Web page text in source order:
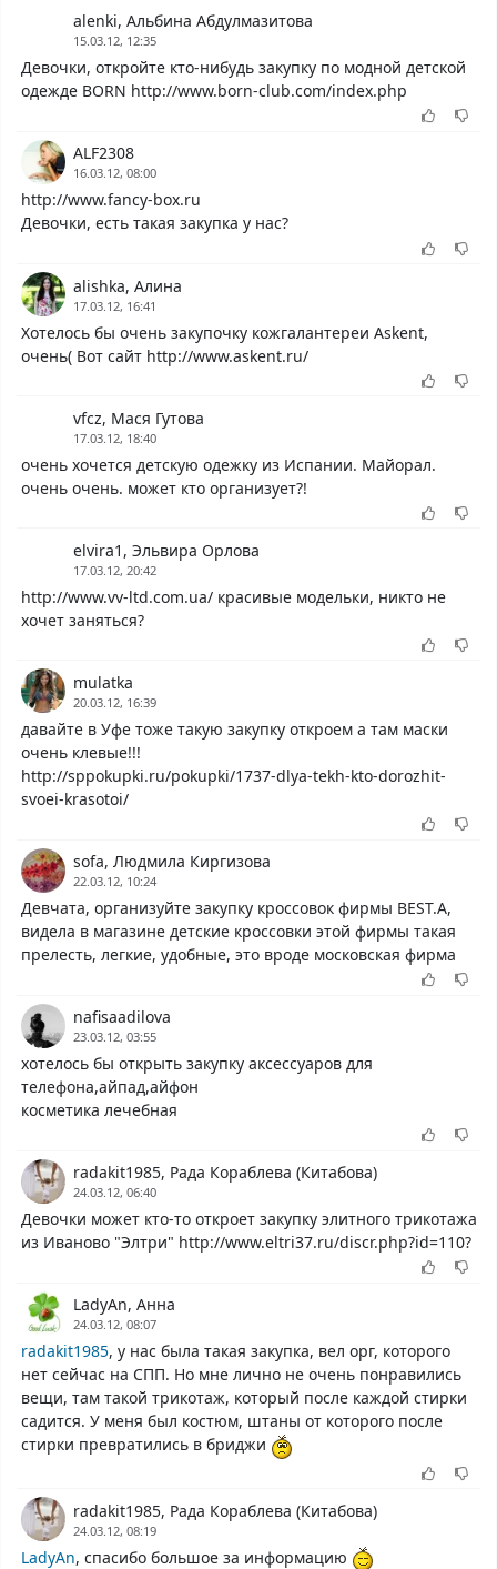
alenki, Альбина Абдулмазитова
15.03.12, 12:35
Девочки, откройте кто-нибудь закупку по модной детской
одежде BORN http://www.born-club.com/index.php
ALF2308
16.03.12, 08:00
http://www.fancy-box.ru
Девочки, есть такая закупка у нас?
alishka, Алина
17.03.12, 16:41
Хотелось бы очень закупочку кожгалантереи Askent,
очень( Вот сайт http://www.askent.ru/
vfcz, Мася Гутова
17.03.12, 18:40
очень хочется детскую одежку из Испании. Майорал.
очень очень. может кто организует?!
elvira1, Эльвира Орлова
17.03.12, 20:42
http://www.vv-ltd.com.ua/ красивые модельки, никто не
хочет заняться?
mulatka
20.03.12, 16:39
давайте в Уфе тоже такую закупку откроем а там маски
очень клевые!!!
http://sppokupki.ru/pokupki/1737-dlya-tekh-kto-dorozhit-
svoei-krasotoi/
sofa, Людмила Киргизова
22.03.12, 10:24
Девчата, организуйте закупку кроссовок фирмы BEST.A,
видела в магазине детские кроссовки этой фирмы такая
прелесть, легкие, удобные, это вроде московская фирма
nafisaadilova
23.03.12, 03:55
хотелось бы открыть закупку аксессуаров для
телефона,айпад,айфон
косметика лечебная
radakit1985, Рада Кораблева (Китабова)
24.03.12, 06:40
Девочки может кто-то откроет закупку элитного трикотажа
из Иваново "Элтри" http://www.eltri37.ru/discr.php?id=110?
LadyAn, Анна
24.03.12, 08:07
radakit1985, у нас была такая закупка, вел орг, которого
нет сейчас на СПП. Но мне лично не очень понравились
вещи, там такой трикотаж, который после каждой стирки
садится. У меня был костюм, штаны от которого после
стирки превратились в бриджи
radakit1985, Рада Кораблева (Китабова)
24.03.12, 08:19
LadyAn, спасибо большое за информацию